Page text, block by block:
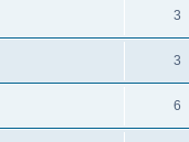
3
3
6